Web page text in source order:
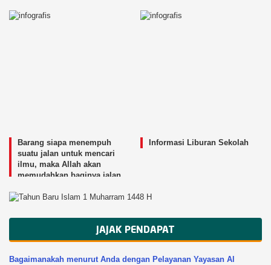
Barang siapa menempuh
suatu jalan untuk mencari
ilmu, maka Allah akan
memudahkan baginya jalan
Informasi Liburan Sekolah
JAJAK PENDAPAT
Bagaimanakah menurut Anda dengan Pelayanan Yayasan Al